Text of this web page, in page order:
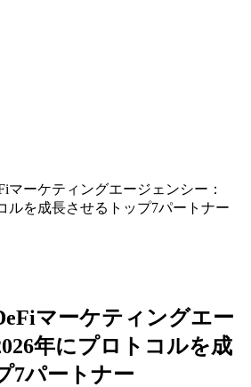
マーケティングエージェンシー：
ルを成長させるトップ7パートナー
マーケティングエー
年にプロトコルを成
7パートナー